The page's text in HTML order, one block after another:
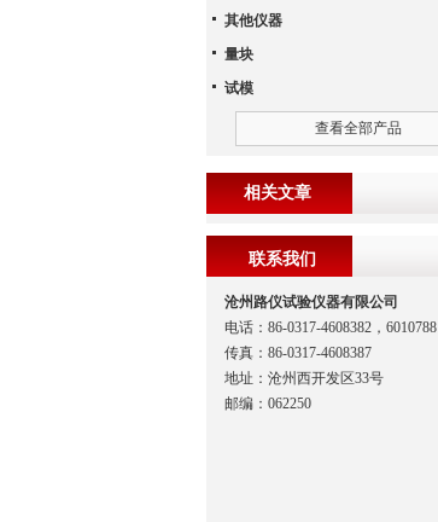
其他仪器
量块
试模
查看全部产品
相关文章
联系我们
沧州路仪试验仪器有限公司
电话：86-0317-4608382，6010788
传真：86-0317-4608387
地址：沧州西开发区33号
邮编：062250